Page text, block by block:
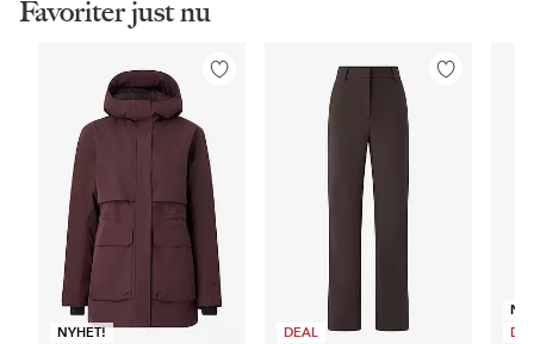
Favoriter just nu
NYHET!
Lägg
DEAL
Lägg